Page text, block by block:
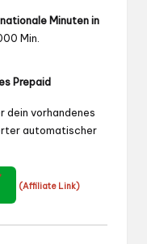
Minuten in
Min.
Prepaid
dein vorhandenes
automatischer
(Affiliate Link)